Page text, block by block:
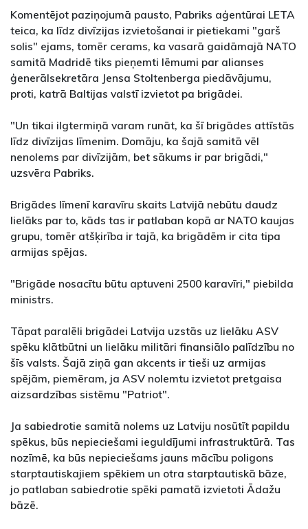
Komentējot paziņojumā pausto, Pabriks aģentūrai LETA
teica, ka līdz divīzijas izvietošanai ir pietiekami "garš
solis" ejams, tomēr cerams, ka vasarā gaidāmajā NATO
samitā Madridē tiks pieņemti lēmumi par alianses
ģenerālsekretāra Jensa Stoltenberga piedāvājumu,
proti, katrā Baltijas valstī izvietot pa brigādei.
"Un tikai ilgtermiņā varam runāt, ka šī brigādes attīstās
līdz divīzijas līmenim. Domāju, ka šajā samitā vēl
nenolems par divīzijām, bet sākums ir par brigādi,"
uzsvēra Pabriks.
Brigādes līmenī karavīru skaits Latvijā nebūtu daudz
lielāks par to, kāds tas ir patlaban kopā ar NATO kaujas
grupu, tomēr atšķirība ir tajā, ka brigādēm ir cita tipa
armijas spējas.
"Brigāde nosacītu būtu aptuveni 2500 karavīri," piebilda
ministrs.
Tāpat paralēli brigādei Latvija uzstās uz lielāku ASV
spēku klātbūtni un lielāku militāri finansiālo palīdzību no
šīs valsts. Šajā ziņā gan akcents ir tieši uz armijas
spējām, piemēram, ja ASV nolemtu izvietot pretgaisa
aizsardzības sistēmu "Patriot".
Ja sabiedrotie samitā nolems uz Latviju nosūtīt papildu
spēkus, būs nepieciešami ieguldījumi infrastruktūrā. Tas
nozīmē, ka būs nepieciešams jauns mācību poligons
starptautiskajiem spēkiem un otra starptautiskā bāze,
jo patlaban sabiedrotie spēki pamatā izvietoti Ādažu
bāzē.